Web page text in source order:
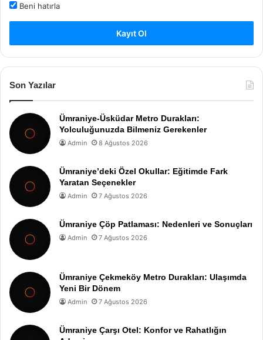
Beni hatırla
Kayıt Ol
Son Yazılar
Ümraniye-Üsküdar Metro Durakları:
Yolculuğunuzda Bilmeniz Gerekenler
Admin 8 Ağustos 2026
Ümraniye’deki Özel Okullar: Eğitimde Fark
Yaratan Seçenekler
Admin 7 Ağustos 2026
Ümraniye Çöp Patlaması: Nedenleri ve Sonuçları
Admin 7 Ağustos 2026
Ümraniye Çekmeköy Metro Durakları: Ulaşımda
Yeni Bir Dönem
Admin 7 Ağustos 2026
Ümraniye Çarşı Otel: Konfor ve Rahatlığın